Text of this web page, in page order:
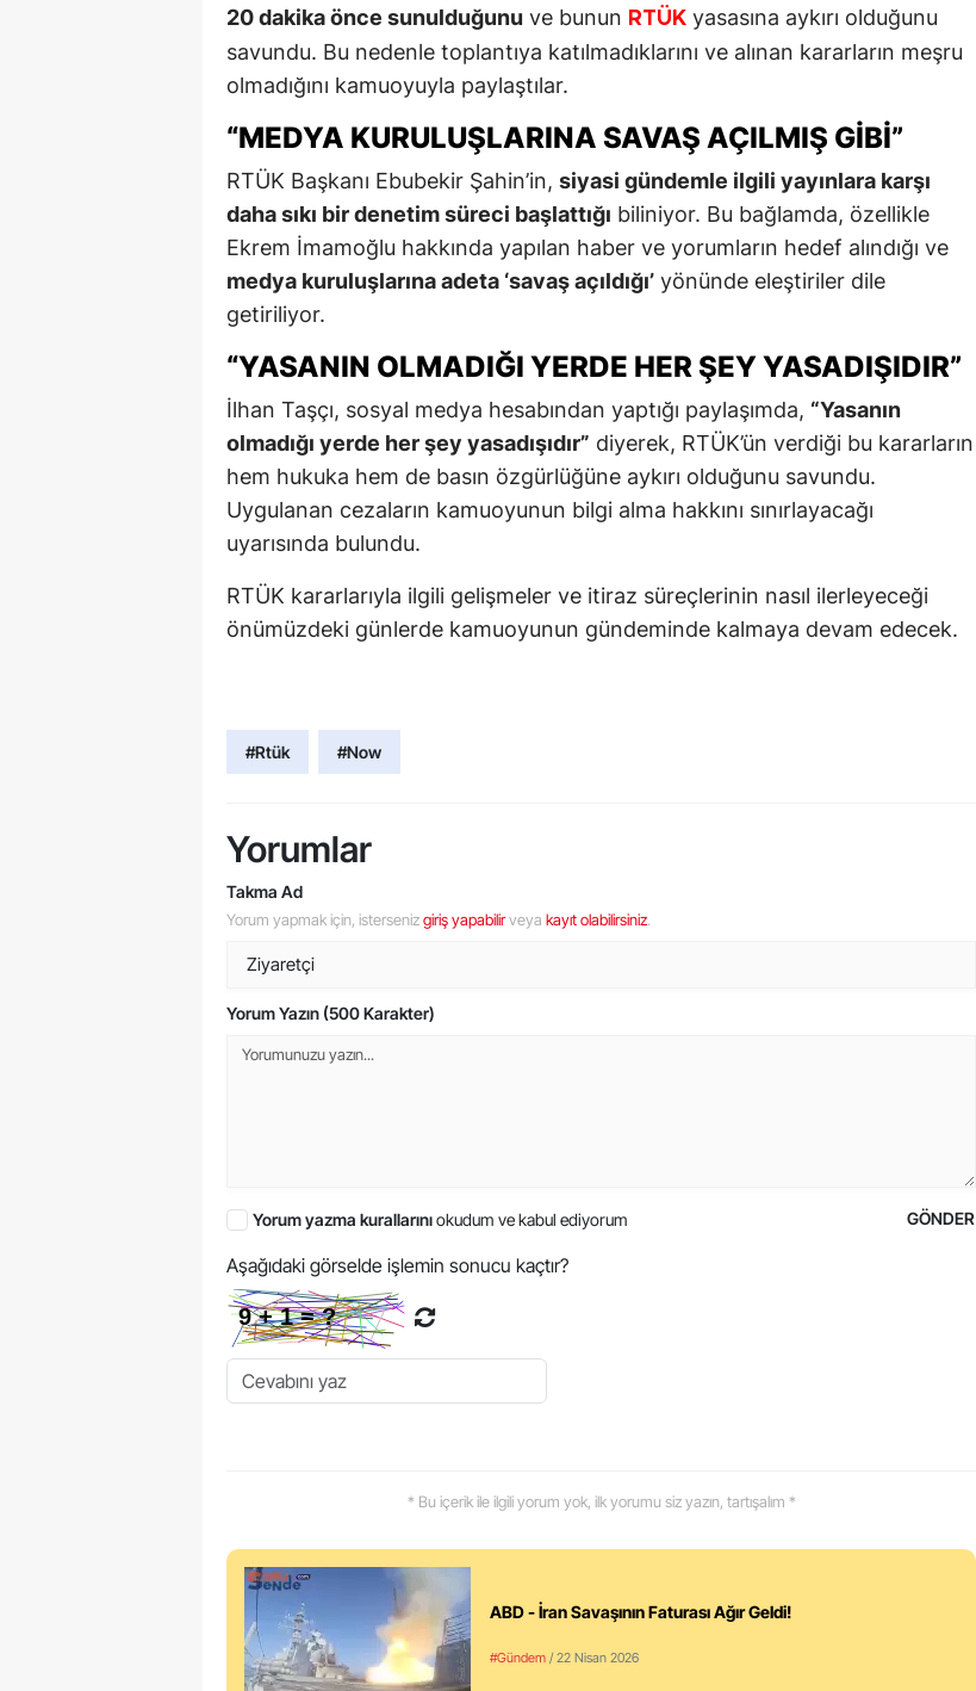
20 dakika önce sunulduğunu ve bunun RTÜK yasasına aykırı olduğunu
savundu. Bu nedenle toplantıya katılmadıklarını ve alınan kararların meşru
olmadığını kamuoyuyla paylaştılar.
“MEDYA KURULUŞLARINA SAVAŞ AÇILMIŞ GIBI”
RTÜK Başkanı Ebubekir Şahin’in, siyasi gündemle ilgili yayınlara karşı
daha sıkı bir denetim süreci başlattığı biliniyor. Bu bağlamda, özellikle
Ekrem İmamoğlu hakkında yapılan haber ve yorumların hedef alındığı ve
medya kuruluşlarına adeta ‘savaş açıldığı’ yönünde eleştiriler dile
getiriliyor.
“YASANIN OLMADIĞI YERDE HER ŞEY YASADIŞIDIR”
İlhan Taşçı, sosyal medya hesabından yaptığı paylaşımda, “Yasanın
olmadığı yerde her şey yasadışıdır” diyerek, RTÜK’ün verdiği bu kararların
hem hukuka hem de basın özgürlüğüne aykırı olduğunu savundu.
Uygulanan cezaların kamuoyunun bilgi alma hakkını sınırlayacağı
uyarısında bulundu.
RTÜK kararlarıyla ilgili gelişmeler ve itiraz süreçlerinin nasıl ilerleyeceği
önümüzdeki günlerde kamuoyunun gündeminde kalmaya devam edecek.
#Rtük #Now
Yorumlar
Takma Ad
Yorum yapmak için, istersenizgiriş yapabilirveya kayıt olabilirsiniz.
Yorum Yazın (500 Karakter)
GÖNDER
Yorum yazma kurallarınıokudum ve kabul ediyorum
Aşağıdaki görselde işlemin sonucu kaçtır?
* Bu içerik ile ilgili yorum yok, ilk yorumu siz yazın, tartışalım *
ABD - İran Savaşının Faturası Ağır Geldi!
#Gündem / 22 Nisan 2026